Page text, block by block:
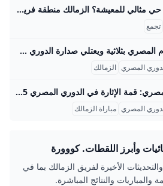
هل الزمالك حي مثالي للمعيشة؟ الزمالك منطقة فريدة في قلب القاهرة، وتقع على جزيرة في نهر النيل. هذا الموقع يعطي السكان فرصة للاستمتاع بنسمات الهواء العليل ومناظر النيل الجميلة. تخيل تعيش في مكان تقدر تطلع منه على الماي وتشوف الغروب، أكيد هيساعدك على الاسترخاء بعد يوم طويل. واحدة من أشهر مميزات الزمالك هي الأمان والتنظيم العالي. هنا مش بس الحياة راقية، لكن كمان في وجود مستمر للأمن بيساعد على راحة بالك. وكمان، المنطقة مشهورة بفللها الفخمة وشققها المؤثثة بأناقة، يعني سواء كنت عايز تعيش لوحدك أو مع عيلتك، هتلاقي خيارات مناسبة.
تجمع
الزمالك يهزم المصري بثلاثية ويعتلي صدارة الدوري حقق نادي الزمالك فوزًا بارزًا على نظيره المصري البورسعيدي بثلاثية نظيفة في مباراة الجولة السادسة من الدوري المصري الممتاز، التي أقيمت مساء السبت 13 سبتمبر 2025 على ستاد برج العرب. افتتح عدي الدباغ التسجيل في الدقيقة 30 بعد متابعة كرة ارتدت من القائم إثر تمريرة من ناصر ماهر وتصدى دفاع المصري، مما استغلها بذكاء ليضع الكرة في الشباك. وفي الشوط الثاني، أضاف عمر جابر الهدف الثاني في الدقيقة 64 بعدما تلقى تمريرة من البرازيلي خوان بيزيرا تابعها داخل منطقة الجزاء بنجاح.
المصري الزمالك
الزمالك والمصري: قمة الإثارة في الدوري المصري 2025 الزمالك اليوم يقف على أعتاب مواجهة حاسمة في الدوري المصري الممتاز لموسم 2025-2026، حيث يستعد لملاقاة فريق المصري البورسعيدي ضمن منافسات الجولة السادسة، والتي تُقام يوم السبت 13 سبتمبر 2025 في تمام الساعة الثامنة مساءً بتوقيت القاهرة. تقام المباراة على استاد برج العرب بمدينة الإسكندرية، وهو ملعب ذو سعة كبيرة يُعطي المباراة طابعاً حماسياً على مستوى الحضور الجماهيري والضغوط التي تشكل فاعلية المباراة في سباق الدوري. يُعد هذا اللقاء محطة مهمة للزمالك الذي يسعى لتعويض خسارته الأخيرة أمام وادي دجلة بهدفين مقابل هدف، إذ أن نقاط المباراة الثلاث لها تأثير كبير في ترتيب الفريق داخل جدول المنافسة الذي يشهد تقاربًا في النقاط بين كبار الفرق.
المصري مباراة الزمالك
وأبرز اللقطات. كووورة
الأخيرة لفريق الزمالك بما في
والمباريات والنتائج المباشرة.